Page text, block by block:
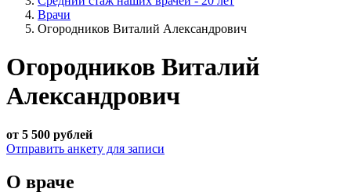
Врачи
Огородников Виталий Александрович
Огородников Виталий
Александрович
от 5 500 рублей
Отправить анкету для записи
О враче